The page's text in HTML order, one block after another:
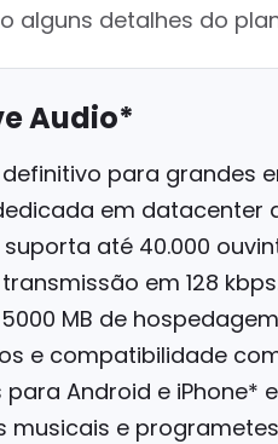
alguns detalhes do
Audio*
definitivo para grandes
em datacenter
até 40.000
em 128
MB de
e compatibilidade
Android e iPhone*
musicais e